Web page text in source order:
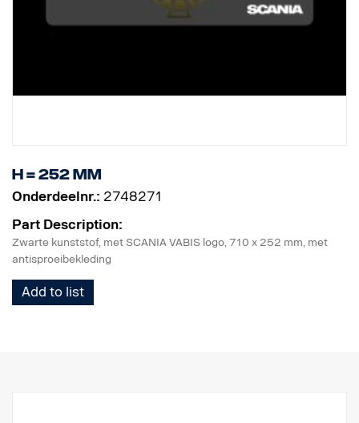
H = 252 mm
Onderdeelnr.: 2748271
Part Description:
Zwarte kunststof, met SCANIA VABIS logo, 710 x 252 mm, met
antisproeibekleding
Add to list